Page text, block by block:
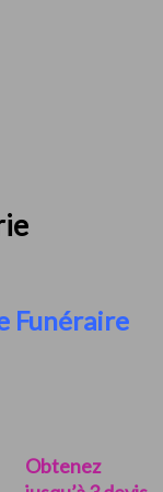
Funéraire
Obtenez